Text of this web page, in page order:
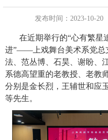
发布时间：2023-10-20
在近期举行的“心有繁星
进”—— 上戏舞台美术系党
法、范丛博、石昊、谢盼、
系德高望重的老教授、老教
分别是金长烈，王辅世和应
等先生。